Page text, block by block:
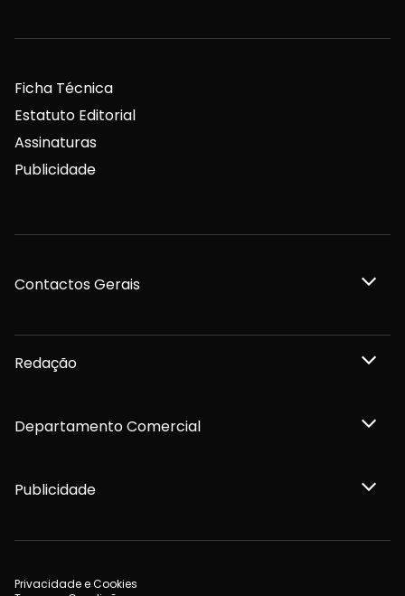
Ficha Técnica
Estatuto Editorial
Assinaturas
Publicidade
Contactos Gerais
Redação
Departamento Comercial
Publicidade
Privacidade e Cookies